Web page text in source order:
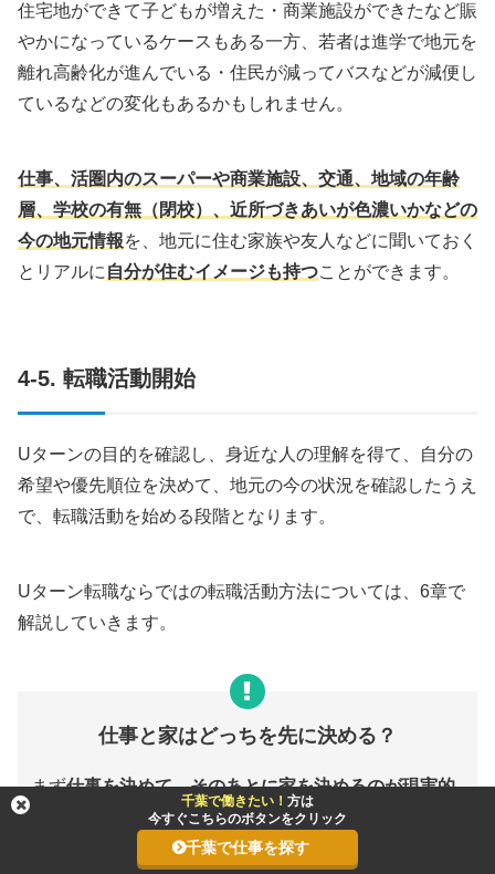
住宅地ができて子どもが増えた・商業施設ができたなど賑
やかになっているケースもある一方、若者は進学で地元を
離れ高齢化が進んでいる・住民が減ってバスなどが減便し
ているなどの変化もあるかもしれません。
仕事、活圏内のスーパーや商業施設、交通、地域の年齢
層、学校の有無（閉校）、近所づきあいが色濃いかなどの
今の地元情報を、地元に住む家族や友人などに聞いておく
とリアルに 自分が住むイメージも持つことができます。
4-5. 転職活動開始
Uターンの目的を確認し、身近な人の理解を得て、自分の
希望や優先順位を決めて、地元の今の状況を確認したうえ
で、転職活動を始める段階となります。
Uターン転職ならではの転職活動方法については、6章で
解説していきます。
仕事と家はどっちを先に決める？
まず仕事を決めて、そのあとに家を決めるのが現実的
と言えます。
なぜなら、家だけ決まって引っ越しても仕事がないこ
千葉で働きたい！ 方は
今すぐこちらのボタンをクリック
千葉で仕事を探す